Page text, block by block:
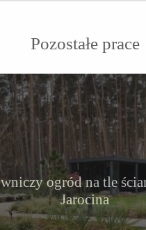
Pozostałe prace
ogród na tle
Jarocina